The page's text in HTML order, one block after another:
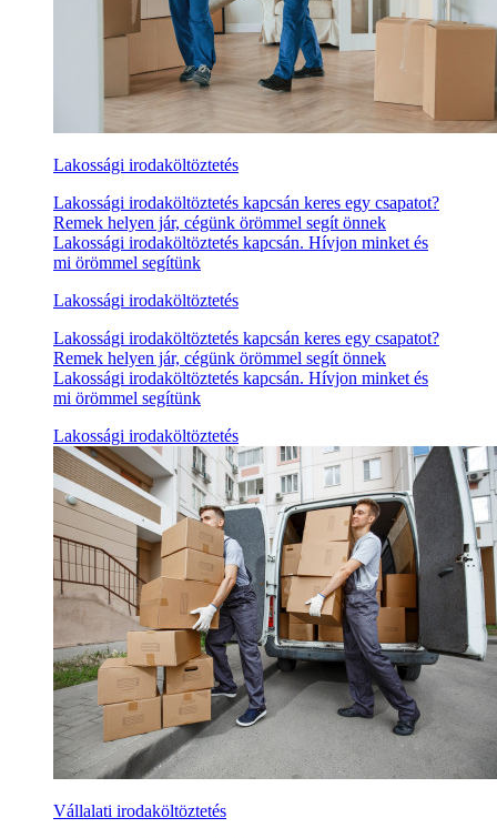
Lakossági irodaköltöztetés
Lakossági irodaköltöztetés kapcsán keres egy csapatot?
Remek helyen jár, cégünk örömmel segít önnek
Lakossági irodaköltöztetés kapcsán. Hívjon minket és
mi örömmel segítünk
Lakossági irodaköltöztetés
Lakossági irodaköltöztetés kapcsán keres egy csapatot?
Remek helyen jár, cégünk örömmel segít önnek
Lakossági irodaköltöztetés kapcsán. Hívjon minket és
mi örömmel segítünk
Lakossági irodaköltöztetés
Vállalati irodaköltöztetés